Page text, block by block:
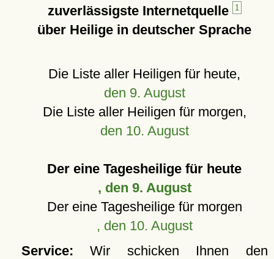
zuverlässigste Internetquelle
1
über Heilige in deutscher Sprache
Die Liste aller Heiligen für heute,
den 9. August
Die Liste aller Heiligen für morgen,
den 10. August
Der eine Tagesheilige für heute
, den 9. August
Der eine Tagesheilige für morgen
, den 10. August
Service: Wir schicken Ihnen den